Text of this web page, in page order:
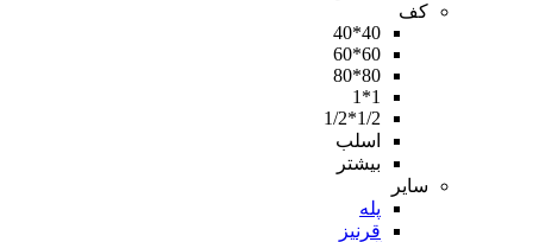
کف
40*40
60*60
80*80
1*1
1/2*1/2
اسلب
بیشتر
سایر
پله
قرنیز